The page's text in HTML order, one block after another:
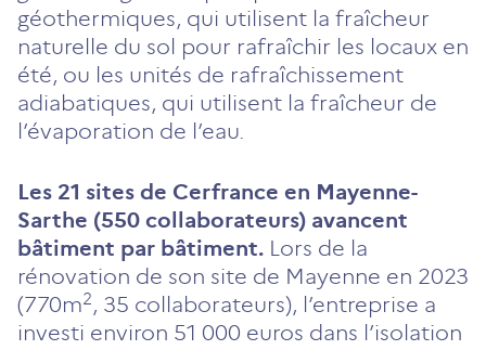
géothermiques, qui utilisent la fraîcheur
naturelle du sol pour rafraîchir les locaux en
été, ou les unités de rafraîchissement
adiabatiques, qui utilisent la fraîcheur de
l’évaporation de l’eau.
Les 21 sites de Cerfrance en Mayenne-
Sarthe (550 collaborateurs) avancent
bâtiment par bâtiment. Lors de la
rénovation de son site de Mayenne en 2023
(770m2, 35 collaborateurs), l’entreprise a
investi environ 51 000 euros dans l’isolation